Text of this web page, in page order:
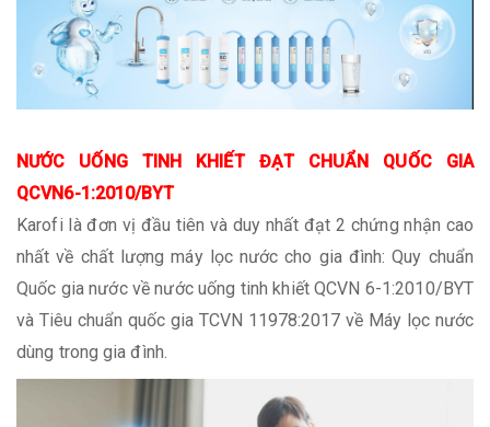
NƯỚC UỐNG TINH KHIẾT ĐẠT CHUẨN QUỐC GIA
QCVN6-1:2010/BYT
Karofi là đơn vị đầu tiên và duy nhất đạt 2 chứng nhận cao
nhất về chất lượng máy lọc nước cho gia đình: Quy chuẩn
Quốc gia nước về nước uống tinh khiết QCVN 6-1:2010/BYT
và Tiêu chuẩn quốc gia TCVN 11978:2017 về Máy lọc nước
dùng trong gia đình.